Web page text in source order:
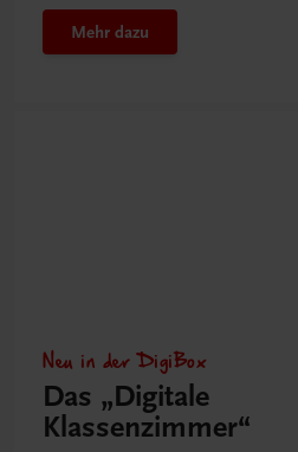
Mehr dazu
Neu in der DigiBox
Das „Digitale
Klassenzimmer“